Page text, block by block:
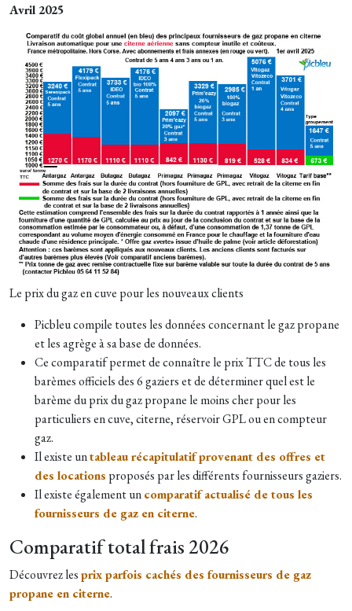
Avril 2025
Le prix du gaz en cuve pour les nouveaux clients
Picbleu compile toutes les données concernant le gaz propane
et les agrège à sa base de données.
Ce comparatif permet de connaître le prix TTC de tous les
barèmes officiels des 6 gaziers et de déterminer quel est le
barème du prix du gaz propane le moins cher pour les
particuliers en cuve, citerne, réservoir GPL ou en compteur
gaz.
Il existe untableau récapitulatif provenant des offres et
des locations proposés par les différents fournisseurs gaziers.
Il existe également uncomparatif actualisé de tous les
fournisseurs de gaz en citerne.
Comparatif total frais 2026
Découvrez lesprix parfois cachés des fournisseurs de gaz
propane en citerne.